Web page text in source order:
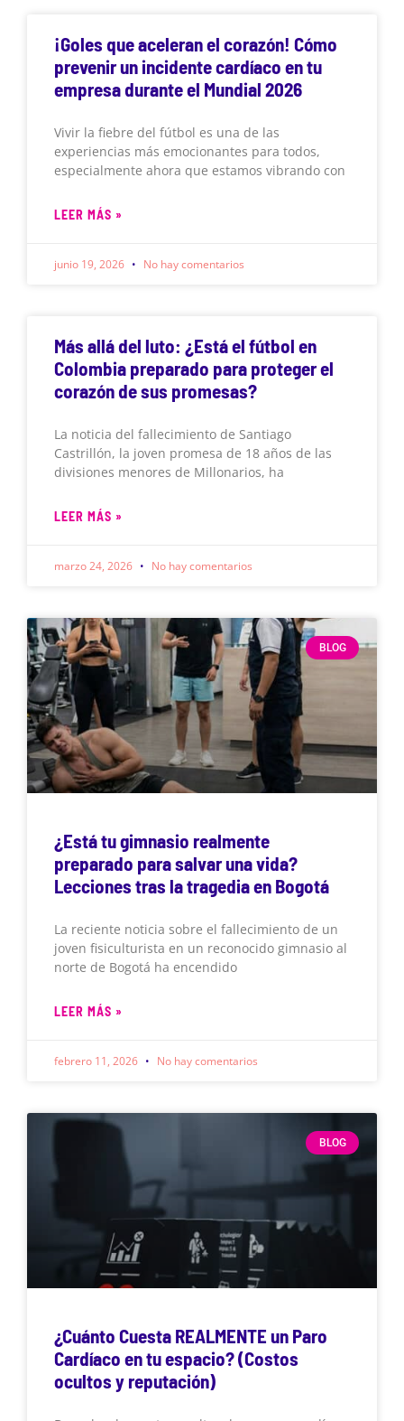
¡Goles que aceleran el corazón! Cómo
prevenir un incidente cardíaco en tu
empresa durante el Mundial 2026
Vivir la fiebre del fútbol es una de las
experiencias más emocionantes para todos,
especialmente ahora que estamos vibrando con
LEER MÁS »
junio 19, 2026 No hay comentarios
Más allá del luto: ¿Está el fútbol en
Colombia preparado para proteger el
corazón de sus promesas?
La noticia del fallecimiento de Santiago
Castrillón, la joven promesa de 18 años de las
divisiones menores de Millonarios, ha
LEER MÁS »
marzo 24, 2026 No hay comentarios
BLOG
¿Está tu gimnasio realmente
preparado para salvar una vida?
Lecciones tras la tragedia en Bogotá
La reciente noticia sobre el fallecimiento de un
joven fisiculturista en un reconocido gimnasio al
norte de Bogotá ha encendido
LEER MÁS »
febrero 11, 2026 No hay comentarios
BLOG
¿Cuánto Cuesta REALMENTE un Paro
Cardíaco en tu espacio? (Costos
ocultos y reputación)